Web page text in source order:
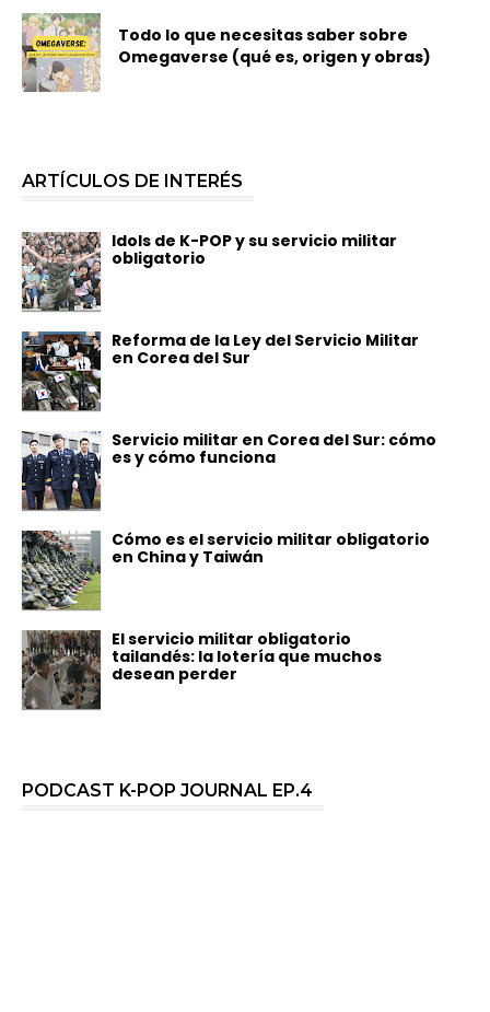
Todo lo que necesitas saber sobre
Omegaverse (qué es, origen y obras)
ARTÍCULOS DE INTERÉS
Idols de K-POP y su servicio militar
obligatorio
Reforma de la Ley del Servicio Militar
en Corea del Sur
Servicio militar en Corea del Sur: cómo
es y cómo funciona
Cómo es el servicio militar obligatorio
en China y Taiwán
El servicio militar obligatorio
tailandés: la lotería que muchos
desean perder
PODCAST K-POP JOURNAL EP.4